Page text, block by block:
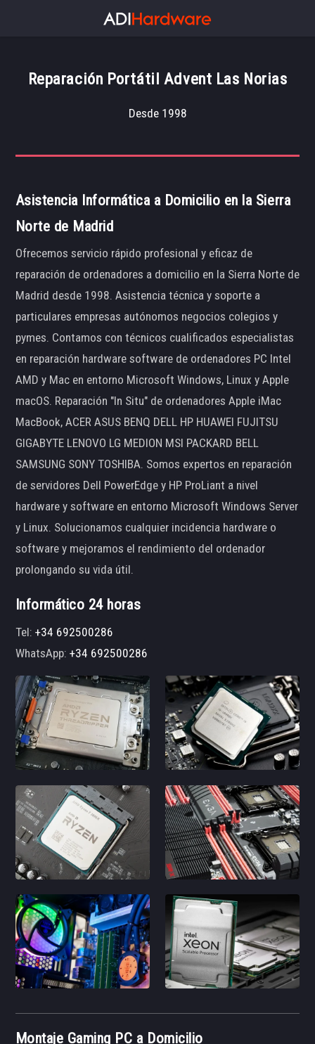
Reparación Portátil Advent Las Norias
Desde 1998
Asistencia Informática a Domicilio en la Sierra
Norte de Madrid
Ofrecemos servicio rápido profesional y eficaz de
reparación de ordenadores a domicilio en la Sierra Norte de
Madrid desde 1998. Asistencia técnica y soporte a
particulares empresas autónomos negocios colegios y
pymes. Contamos con técnicos cualificados especialistas
en reparación hardware software de ordenadores PC Intel
AMD y Mac en entorno Microsoft Windows, Linux y Apple
macOS. Reparación "In Situ" de ordenadores Apple iMac
MacBook, ACER ASUS BENQ DELL HP HUAWEI FUJITSU
GIGABYTE LENOVO LG MEDION MSI PACKARD BELL
SAMSUNG SONY TOSHIBA. Somos expertos en reparación
de servidores Dell PowerEdge y HP ProLiant a nivel
hardware y software en entorno Microsoft Windows Server
y Linux. Solucionamos cualquier incidencia hardware o
software y mejoramos el rendimiento del ordenador
prolongando su vida útil.
Informático 24 horas
Tel:+34 692500286
WhatsApp:+34 692500286
Montaje Gaming PC a Domicilio